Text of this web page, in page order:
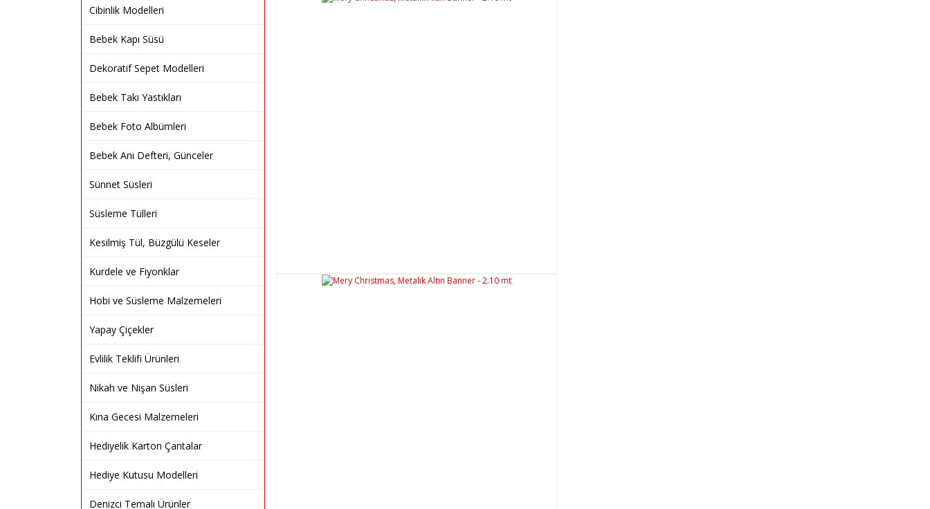
Cibinlik Modelleri
Bebek Kapı Süsü
Dekoratif Sepet Modelleri
Bebek Takı Yastıkları
Bebek Foto Albümleri
Bebek Anı Defteri, Günceler
Sünnet Süsleri
Süsleme Tülleri
Kesilmiş Tül, Büzgülü Keseler
Kurdele ve Fiyonklar
Hobi ve Süsleme Malzemeleri
Yapay Çiçekler
Evlilik Teklifi Ürünleri
Nikah ve Nişan Süsleri
Kına Gecesi Malzemeleri
Hediyelik Karton Çantalar
Hediye Kutusu Modelleri
Denizci Temalı Ürünler